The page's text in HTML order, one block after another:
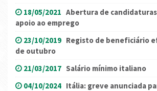
18/05/2021 Abertura de
apoio ao emprego
23/10/2019 Registo de beneficiário
de outubro
21/03/2017 Salário mínimo italiano
04/10/2024 Itália: greve anunciada